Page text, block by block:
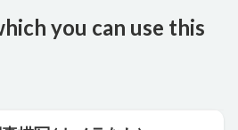
you can use this